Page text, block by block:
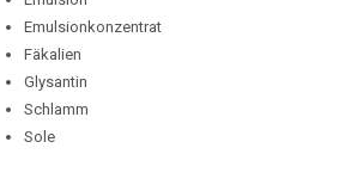
Emulsionkonzentrat
Fäkalien
Glysantin
Schlamm
Sole